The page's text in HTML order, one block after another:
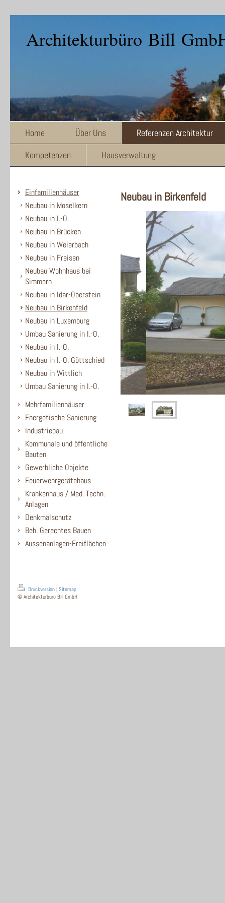
Architekturbüro Bill
Home Über Uns
Referenzen Architektur
Kompetenzen
Hausverwaltung
Einfamilienhäuser
Neubau in Moselkern
Neubau in I.-O.
Neubau in Brücken
Neubau in Weierbach
Neubau in Freisen
Neubau Wohnhaus bei
Simmern
Neubau in Idar-Oberstein
Neubau in Birkenfeld
Neubau in Luxemburg
Umbau Sanierung in I.-O.
Neubau in I.-O.
Neubau in I.-O. Göttschied
Neubau in Wittlich
Umbau Sanierung in I.-O.
Mehrfamilienhäuser
Energetische Sanierung
Industriebau
Kommunale und öffentliche
Bauten
Gewerbliche Objekte
Feuerwehrgerätehaus
Krankenhaus / Med. Techn.
Anlagen
Denkmalschutz
Beh. Gerechtes Bauen
Aussenanlagen-Freiflächen
Neubau in Birkenfeld
Druckversion | Sitemap
© Architekturbüro Bill GmbH